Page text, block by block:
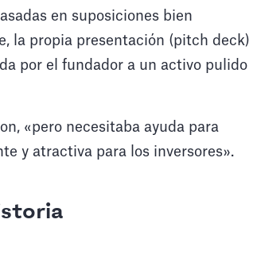
en suposiciones bien
la propia presentación (pitch deck)
por el fundador a un activo pulido
«pero necesitaba ayuda para
y atractiva para los inversores».